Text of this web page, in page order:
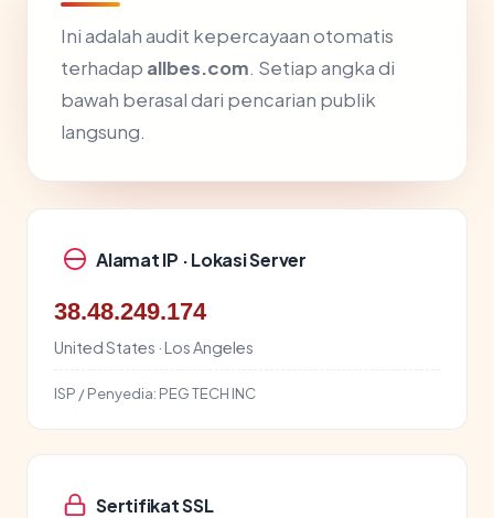
Ini adalah audit kepercayaan otomatis
terhadap allbes.com. Setiap angka di
bawah berasal dari pencarian publik
langsung.
Alamat IP · Lokasi Server
38.48.249.174
United States · Los Angeles
ISP / Penyedia: PEG TECH INC
Sertifikat SSL